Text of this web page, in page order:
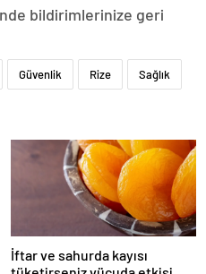
bildirimlerinize geri
Güvenlik Rize Sağlık
İftar ve sahurda kayısı